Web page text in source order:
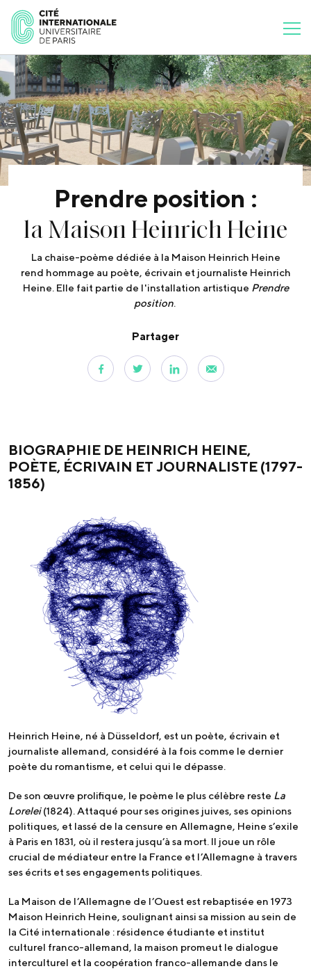
Prendre position :
la Maison Heinrich Heine
La chaise-poème dédiée à la Maison Heinrich Heine
rend hommage au poète, écrivain et journaliste Heinrich
Heine. Elle fait partie de l'installation artistique Prendre
position.
Partager
BIOGRAPHIE DE HEINRICH HEINE,
POÈTE, ÉCRIVAIN ET JOURNALISTE (1797-
1856)
Heinrich Heine, né à Düsseldorf, est un poète, écrivain et
journaliste allemand, considéré à la fois comme le dernier
poète du romantisme, et celui qui le dépasse.
De son œuvre prolifique, le poème le plus célèbre reste La
Lorelei(1824). Attaqué pour ses origines juives, ses opinions
politiques, et lassé de la censure en Allemagne, Heine s’exile
à Paris en 1831, où il restera jusqu’à sa mort. Il joue un rôle
crucial de médiateur entre la France et l’Allemagne à travers
ses écrits et ses engagements politiques.
La Maison de l’Allemagne de l’Ouest est rebaptisée en 1973
Maison Heinrich Heine, soulignant ainsi sa mission au sein de
la Cité internationale : résidence étudiante et institut
culturel franco-allemand, la maison promeut le dialogue
interculturel et la coopération franco-allemande dans le